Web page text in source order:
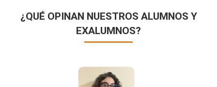
¿QUÉ OPINAN NUESTROS ALUMNOS Y
EXALUMNOS?